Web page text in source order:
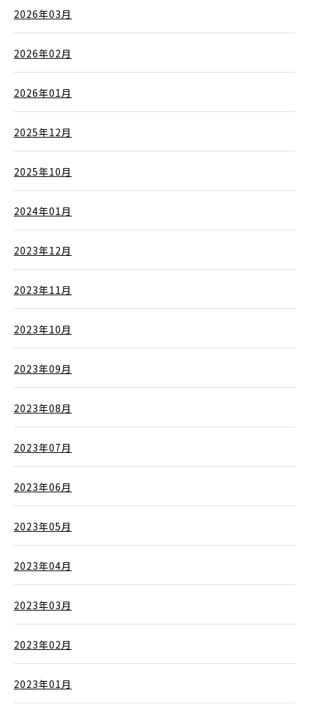
2026年03月
2026年02月
2026年01月
2025年12月
2025年10月
2024年01月
2023年12月
2023年11月
2023年10月
2023年09月
2023年08月
2023年07月
2023年06月
2023年05月
2023年04月
2023年03月
2023年02月
2023年01月